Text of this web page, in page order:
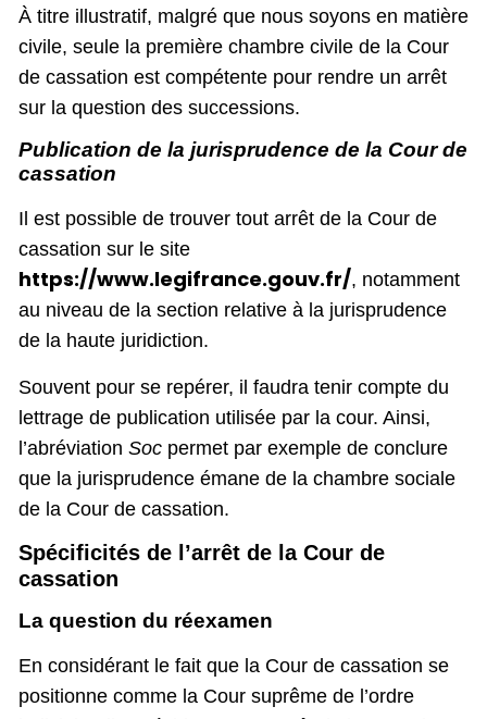
À titre illustratif, malgré que nous soyons en matière
civile, seule la première chambre civile de la Cour
de cassation est compétente pour rendre un arrêt
sur la question des successions.
Publication de la jurisprudence de la Cour de
cassation
Il est possible de trouver tout arrêt de la Cour de
cassation sur le site
https://www.legifrance.gouv.fr/, notamment
au niveau de la section relative à la jurisprudence
de la haute juridiction.
Souvent pour se repérer, il faudra tenir compte du
lettrage de publication utilisée par la cour. Ainsi,
l’abréviation Soc permet par exemple de conclure
que la jurisprudence émane de la chambre sociale
de la Cour de cassation.
Spécificités de l’arrêt de la Cour de
cassation
La question du réexamen
En considérant le fait que la Cour de cassation se
positionne comme la Cour suprême de l’ordre